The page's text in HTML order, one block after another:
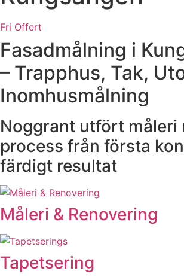
Fri Offert
Fasadmålning i
– Trapphus, Tak,
Inomhusmålning
Noggrant utfört måleri
process från första
färdigt resultat
Måleri & Renovering
Tapetsering